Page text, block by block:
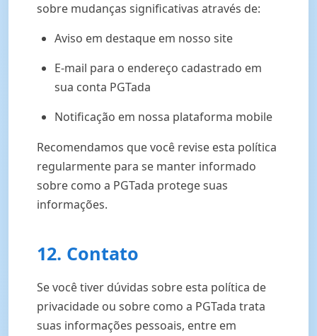
sobre mudanças significativas através de:
Aviso em destaque em nosso site
E-mail para o endereço cadastrado em
sua conta PGTada
Notificação em nossa plataforma mobile
Recomendamos que você revise esta política
regularmente para se manter informado
sobre como a PGTada protege suas
informações.
12. Contato
Se você tiver dúvidas sobre esta política de
privacidade ou sobre como a PGTada trata
suas informações pessoais, entre em